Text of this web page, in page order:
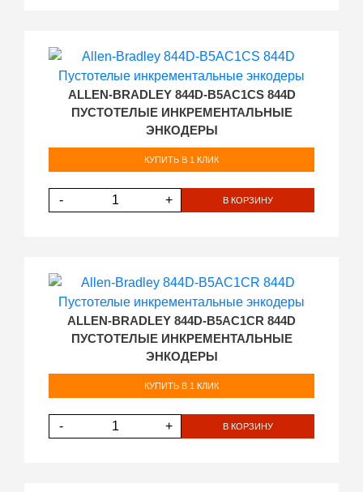
ALLEN-BRADLEY 844D-B5AC1CS 844D
ПУСТОТЕЛЫЕ ИНКРЕМЕНТАЛЬНЫЕ
ЭНКОДЕРЫ
КУПИТЬ В 1 КЛИК
- + В КОРЗИНУ
ALLEN-BRADLEY 844D-B5AC1CR 844D
ПУСТОТЕЛЫЕ ИНКРЕМЕНТАЛЬНЫЕ
ЭНКОДЕРЫ
КУПИТЬ В 1 КЛИК
- + В КОРЗИНУ